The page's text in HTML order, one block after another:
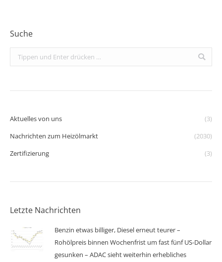
Suche
Search:
Aktuelles von uns
(3)
Nachrichten zum Heizölmarkt
(2030)
Zertifizierung
(3)
Letzte Nachrichten
Benzin etwas billiger, Diesel erneut teurer –
Rohölpreis binnen Wochenfrist um fast fünf US-Dollar
gesunken – ADAC sieht weiterhin erhebliches